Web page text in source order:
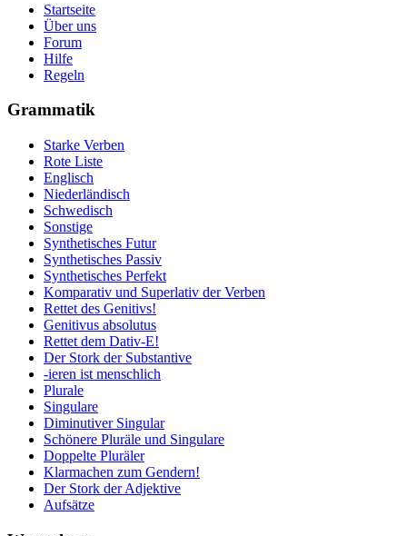
Startseite
Über uns
Forum
Hilfe
Regeln
Grammatik
Starke Verben
Rote Liste
Englisch
Niederländisch
Schwedisch
Sonstige
Synthetisches Futur
Synthetisches Passiv
Synthetisches Perfekt
Komparativ und Superlativ der Verben
Rettet des Genitivs!
Genitivus absolutus
Rettet dem Dativ-E!
Der Stork der Substantive
-ieren ist menschlich
Plurale
Singulare
Diminutiver Singular
Schönere Pluräle und Singulare
Doppelte Pluräler
Klarmachen zum Gendern!
Der Stork der Adjektive
Aufsätze